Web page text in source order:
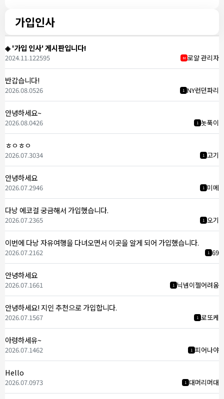
가입인사
◈ '가입 인사' 게시판입니다!
M 로얄 관리자
2024.11.122595
반갑습니다!
1 NY런던파리
2026.08.0526
안녕하세요~
1 놋푹이
2026.08.0426
ㅎㅇㅎㅇ
1 고기
2026.07.3034
안녕하세요
1 미메
2026.07.2946
다낭 에코걸 궁금해서 가입했습니다.
1 오기
2026.07.2365
이번에 다낭 자유여행을 다녀오면서 이곳을 알게 되어 가입했습니다.
1 69
2026.07.2162
안녕하세요
1 닉넴이젤어려움
2026.07.1661
안녕하세요! 지인 추천으로 가입합니다.
1 로또케
2026.07.1567
아령하세유~
1 피어나야
2026.07.1462
Hello
1 대머리머대
2026.07.0973